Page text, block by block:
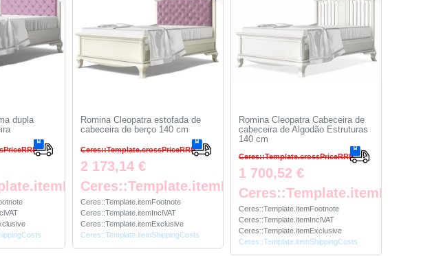
dupla
Romina Cleopatra estofada de
cabeceira de berço 140 cm
Ceres::Template.crossPriceRRP
2 173,14 €
Ceres::Template.itemFootnote
Ceres::Template.itemFootnote
Ceres::Template.itemInclVAT
Ceres::Template.itemExclusive
Ceres::Template.itemShippingCosts
Romina Cleopatra Cabeceira de
cabeceira de Algodão Estruturas
140 cm
Ceres::Template.crossPriceRRP
1 700,52 €
Ceres::Template.itemFootnote
Ceres::Template.itemInclVAT
Ceres::Template.itemExclusive
Ceres::Template.itemShippingCosts